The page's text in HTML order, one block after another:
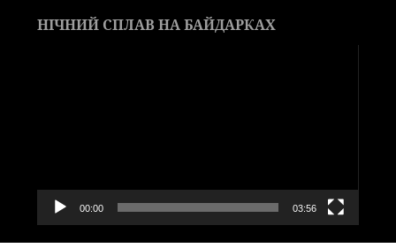
НІЧНИЙ СПЛАВ НА БАЙДАРКАХ
00:00 03:56